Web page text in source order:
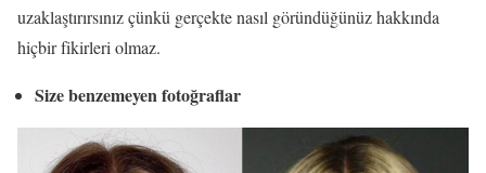
uzaklaştırırsınız çünkü gerçekte nasıl göründüğünüz hakkında
hiçbir fikirleri olmaz.
Size benzemeyen fotoğraflar